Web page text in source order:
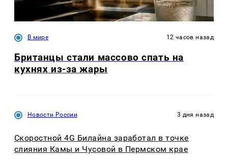
В мире 12 часов назад
Британцы стали массово спать на
кухнях из-за жары
Новости России 3 дня назад
Скоростной 4G Билайна заработал в точке
слияния Камы и Чусовой в Пермском крае